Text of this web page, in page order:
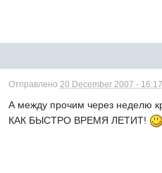
Отправлено20 December 2007 - 16:17
А между прочим через неделю
КАК БЫСТРО ВРЕМЯ ЛЕТИТ!